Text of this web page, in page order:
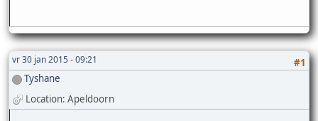
vr 30 jan 2015 - 09:21
#1
Tyshane
Location: Apeldoorn